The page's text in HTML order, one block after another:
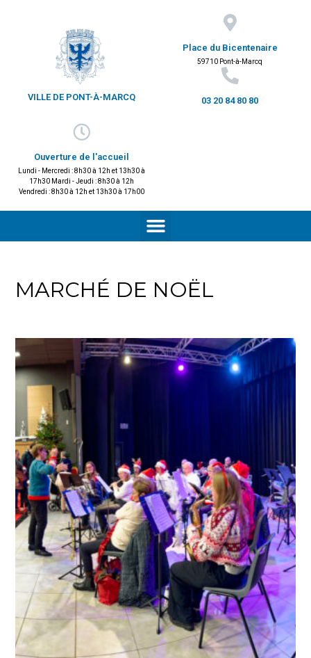
VILLE DE PONT-À-MARCQ
Place du Bicentenaire
59710 Pont-à-Marcq
03 20 84 80 80
Ouverture de l'accueil
Lundi - Mercredi : 8h30 à 12h et 13h30 à
17h30 Mardi - Jeudi : 8h30 à 12h
Vendredi : 8h30 à 12h et 13h30 à 17h00
MARCHÉ DE NOËL